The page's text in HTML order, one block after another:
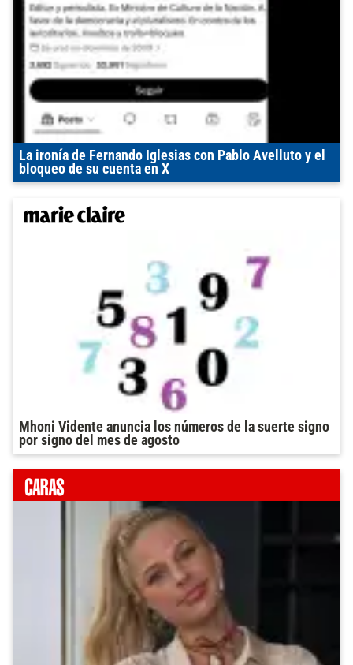
La ironía de Fernando Iglesias con Pablo Avelluto y el
bloqueo de su cuenta en X
Mhoni Vidente anuncia los números de la suerte signo
por signo del mes de agosto